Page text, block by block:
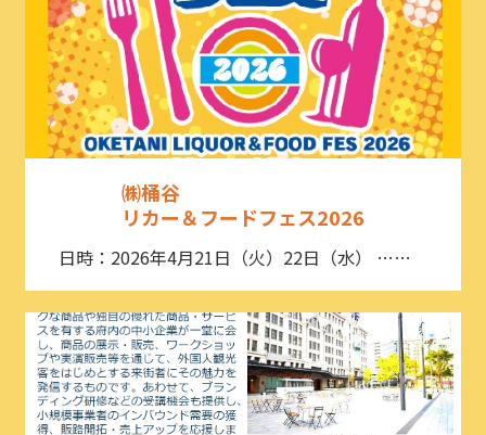
㈱桶谷
リカー＆フードフェス2026
日時：2026年4月21日（火）22日（水） ……